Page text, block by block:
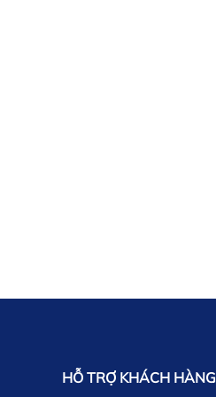
HỖ TRỢ KHÁCH HÀNG